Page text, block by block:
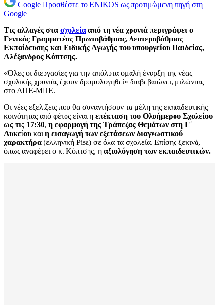
Google Προσθέστε το ENIKOS ως προτιμώμενη πηγή στη
Google
Τις αλλαγές στα σχολεία από τη νέα χρονιά περιγράφει ο
Γενικός Γραμματέας Πρωτοβάθμιας, Δευτεροβάθμιας
Εκπαίδευσης και Ειδικής Αγωγής του υπουργείου Παιδείας,
Αλέξανδρος Κόπτσης.
«Όλες οι διεργασίες για την απόλυτα ομαλή έναρξη της νέας
σχολικής χρονιάς έχουν δρομολογηθεί» διαβεβαιώνει, μιλώντας
στο ΑΠΕ-ΜΠΕ.
Οι νέες εξελίξεις που θα συναντήσουν τα μέλη της εκπαιδευτικής
κοινότητας από φέτος είναι η επέκταση του Ολοήμερου Σχολείου
ως τις 17:30, η εφαρμογή της Τράπεζας Θεμάτων στη Γ΄
Λυκείου και η εισαγωγή των εξετάσεων διαγνωστικού
χαρακτήρα (ελληνική Pisa) σε όλα τα σχολεία. Επίσης ξεκινά,
όπως αναφέρει ο κ. Κόπτσης, η αξιολόγηση των εκπαιδευτικών.